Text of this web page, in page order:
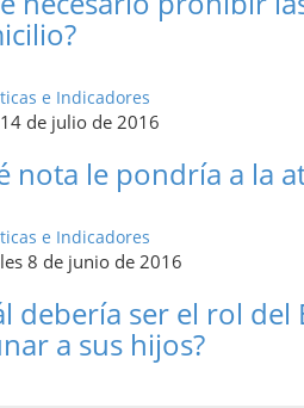
e Indicadores
14 de julio de 2016
nota le pondría a la
e Indicadores
8 de junio de 2016
debería ser el rol
a sus hijos?